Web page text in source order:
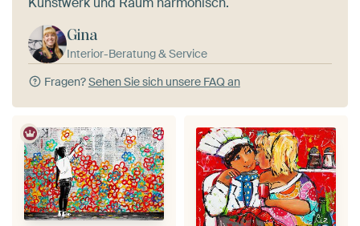
Gina
Interior-Beratung & Service
Fragen?Sehen Sie sich unsere FAQ an